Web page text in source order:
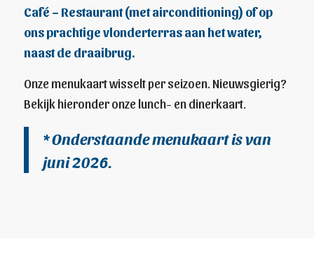
Café – Restaurant (met airconditioning) of op
ons prachtige vlonderterras aan het water,
naast de draaibrug.
Onze menukaart wisselt per seizoen. Nieuwsgierig?
Bekijk hieronder onze lunch- en dinerkaart.
* Onderstaande menukaart is van
juni 2026.